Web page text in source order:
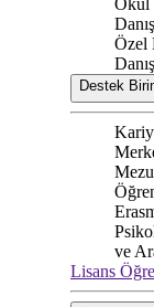
Okul
Özel
Destek
ve
Lisans